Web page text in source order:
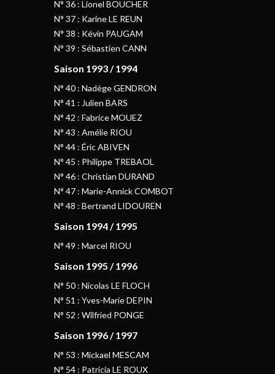
N° 36 : Lionel BOUCHER
N° 37 : Karine LE REUN
N° 38 : Kévin PAUGAM
N° 39 : Sébastien CANN
Saison 1993 / 1994
N° 40 : Nadège GENDRON
N° 41 : Julien BARS
N° 42 : Fabrice MOUEZ
N° 43 : Amélie RIOU
N° 44 : Éric ABIVEN
N° 45 : Philippe TREBAOL
N° 46 : Christian DURAND
N° 47 : Marie-Annick COMBOT
N° 48 : Bertrand LIDOUREN
Saison 1994 / 1995
N° 49 : Marcel RIOU
Saison 1995 / 1996
N° 50 : Nicolas LE FLOCH
N° 51 : Yves-Marie DEPIN
N° 52 : Wilfried PONGE
Saison 1996 / 1997
N° 53 : Mickael MESCAM
N° 54 : Patricia LE ROUX